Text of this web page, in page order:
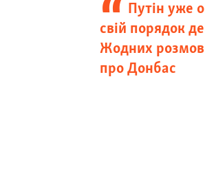
Путін уже
свій порядок
Жодних
про Донбас